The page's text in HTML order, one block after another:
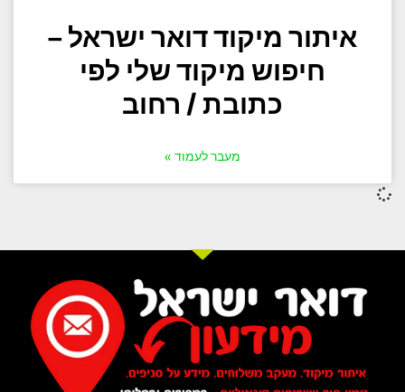
איתור מיקוד דואר ישראל –
חיפוש מיקוד שלי לפי
כתובת / רחוב
מעבר לעמוד »